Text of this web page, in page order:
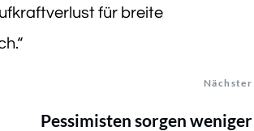
für breite
Pessimisten sorgen